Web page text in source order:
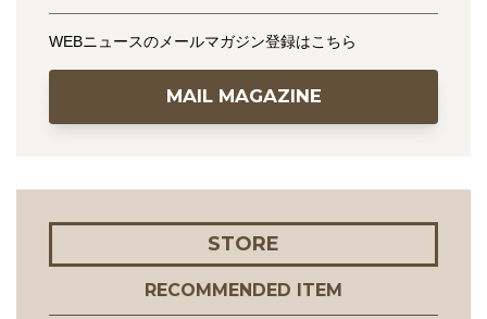
WEBニュースのメールマガジン登録はこちら
MAIL MAGAZINE
STORE
RECOMMENDED ITEM